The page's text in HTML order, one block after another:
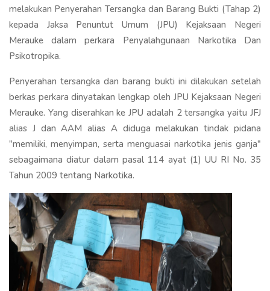
melakukan Penyerahan Tersangka dan Barang Bukti (Tahap 2)
kepada Jaksa Penuntut Umum (JPU) Kejaksaan Negeri
Merauke dalam perkara Penyalahgunaan Narkotika Dan
Psikotropika.
Penyerahan tersangka dan barang bukti ini dilakukan setelah
berkas perkara dinyatakan lengkap oleh JPU Kejaksaan Negeri
Merauke. Yang diserahkan ke JPU adalah 2 tersangka yaitu JFJ
alias J dan AAM alias A diduga melakukan tindak pidana
"memiliki, menyimpan, serta menguasai narkotika jenis ganja"
sebagaimana diatur dalam pasal 114 ayat (1) UU RI No. 35
Tahun 2009 tentang Narkotika.